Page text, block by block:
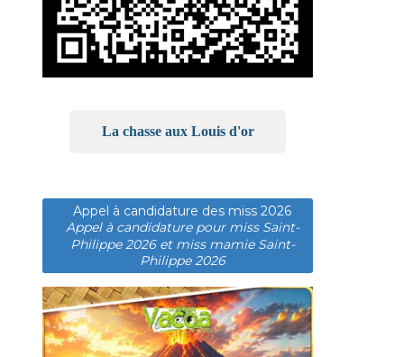
La chasse aux Louis d'or
Appel à candidature des miss 2026
Appel à candidature pour miss Saint-
Philippe 2026 et miss mamie Saint-
Philippe 2026